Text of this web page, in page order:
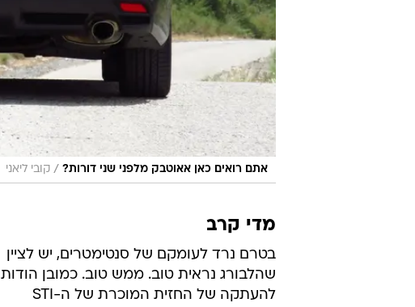
אתם רואים כאן אאוטבק מלפני שני דורות? / קובי ליאני
מדי קרב
בטרם נרד לעומקם של סנטימטרים, יש לציין
שהלבורג נראית טוב. ממש טוב. כמובן הודות
להעתקה של החזית המוכרת של ה-STI